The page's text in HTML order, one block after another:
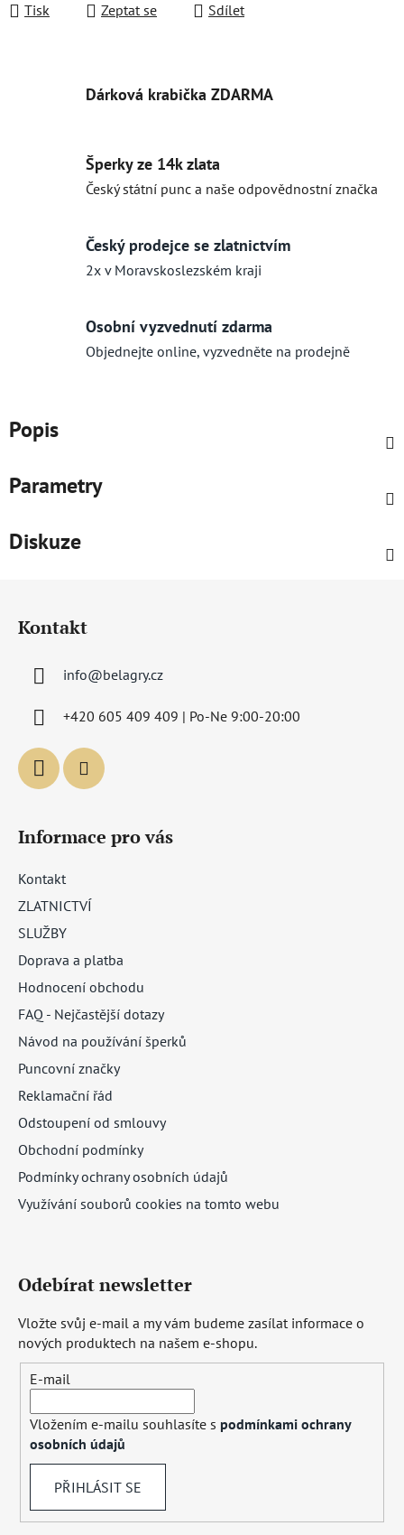
Tisk Zeptat se Sdílet
Dárková krabička ZDARMA
Šperky ze 14k zlata
Český státní punc a naše odpovědnostní značka
Český prodejce se zlatnictvím
2x v Moravskoslezském kraji
Osobní vyzvednutí zdarma
Objednejte online, vyzvedněte na prodejně
Popis
Parametry
Diskuze
Kontakt
info@belagry.cz
+420 605 409 409 | Po-Ne 9:00-20:00
Informace pro vás
Kontakt
ZLATNICTVÍ
SLUŽBY
Doprava a platba
Hodnocení obchodu
FAQ - Nejčastější dotazy
Návod na používání šperků
Puncovní značky
Reklamační řád
Odstoupení od smlouvy
Obchodní podmínky
Podmínky ochrany osobních údajů
Využívání souborů cookies na tomto webu
Odebírat newsletter
Vložte svůj e-mail a my vám budeme zasílat informace o
nových produktech na našem e-shopu.
E-mail
Vložením e-mailu souhlasíte s podmínkami ochrany
osobních údajů
PŘIHLÁSIT SE